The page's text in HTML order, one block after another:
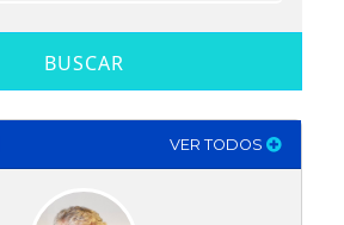
BUSCAR
VER TODOS